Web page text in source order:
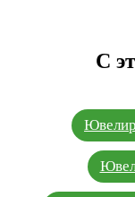
С